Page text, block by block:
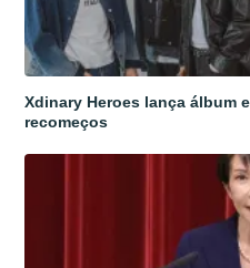
Xdinary Heroes lança álbum
recomeços